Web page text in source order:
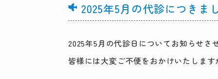
2025年5月の代診につきま
2025年5月の代診日についてお知らせさ
皆様には大変ご不便をおかけいたしま